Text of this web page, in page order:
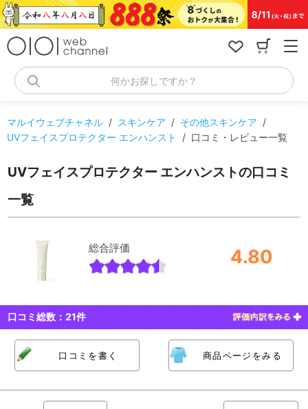
コ
ン
何かお探しですか？
マルイウェブチャネル / スキンケア / その他スキンケア /
UVフェイスプロテクター エンハンスト
/ 口コミ・レビュー一覧
UVフェイスプロテクター エンハンストの口コミ
一覧
総合評価 4.80
口コミ総数：21件
口コミを書く 商品ページをみる